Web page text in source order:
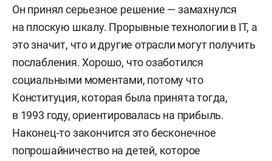
Он принял серьезное решение — замахнулся
на плоскую шкалу. Прорывные технологии в IT, а
это значит, что и другие отрасли могут получить
послабления. Хорошо, что озаботился
социальными моментами, потому что
Конституция, которая была принята тогда,
в 1993 году, ориентировалась на прибыль.
Наконец-то закончится это бесконечное
попрошайничество на детей, которое